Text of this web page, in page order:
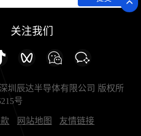
关注我们
圳辰达半导体有限公司 版权所
号
网站地图 友情链接